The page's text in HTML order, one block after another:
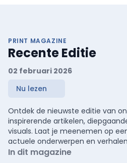
PRINT MAGAZINE
Recente Editie
02 februari 2026
Nu lezen
Ontdek de nieuwste editie van
inspirerende artikelen,
visuals. Laat je meenemen op
actuele onderwerpen en
In dit magazine